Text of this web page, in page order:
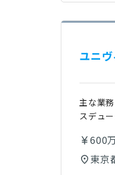
ユニ
主な業
スデュ
600
東京